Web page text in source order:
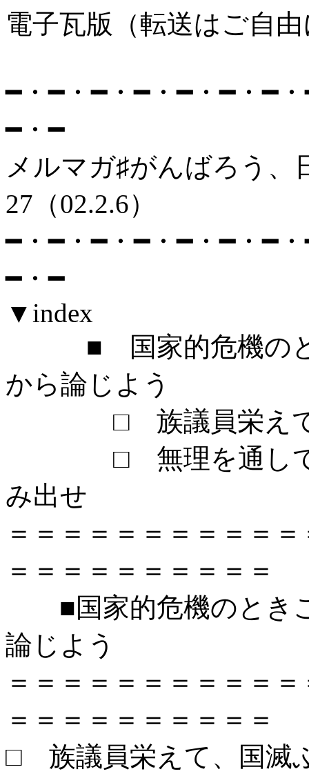
電子瓦版（転送はご自
━・━・━・━・━・━・━
━・━
メルマガ♯がん
27（02.2.6）
━・━・━・━・━・━・━
━・━
▼index
■ 国家的危機のと
から論じよう
□ 族議員栄えて
□ 無理を通して道
み出せ
＝＝＝＝＝＝＝＝＝＝
＝＝＝＝＝＝＝＝＝＝
■国家的危機のとき
論じよう
＝＝＝＝＝＝＝＝＝＝
＝＝＝＝＝＝＝＝＝＝
□ 族議員栄えて、国滅